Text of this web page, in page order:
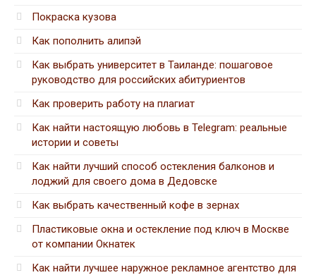
Покраска кузова
Как пополнить алипэй
Как выбрать университет в Таиланде: пошаговое
руководство для российских абитуриентов
Как проверить работу на плагиат
Как найти настоящую любовь в Telegram: реальные
истории и советы
Как найти лучший способ остекления балконов и
лоджий для своего дома в Дедовске
Как выбрать качественный кофе в зернах
Пластиковые окна и остекление под ключ в Москве
от компании Окнатек
Как найти лучшее наружное рекламное агентство для